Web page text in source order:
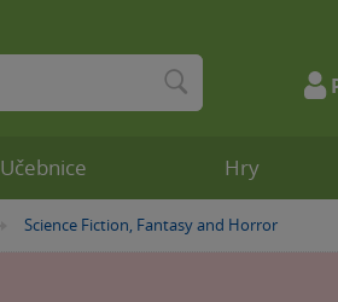
»
Science Fiction, Fantasy and Horror
Učebnice Hry